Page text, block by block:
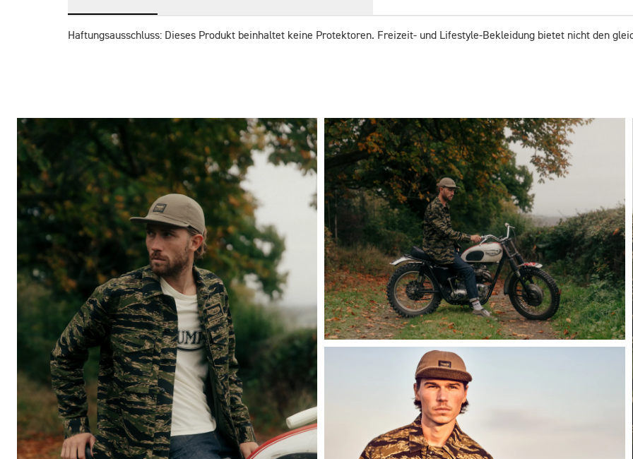
Haftungsausschluss: Dieses Produkt beinhaltet keine Protektoren. Freizeit- und Lifestyle-Bekleidung bietet nicht den